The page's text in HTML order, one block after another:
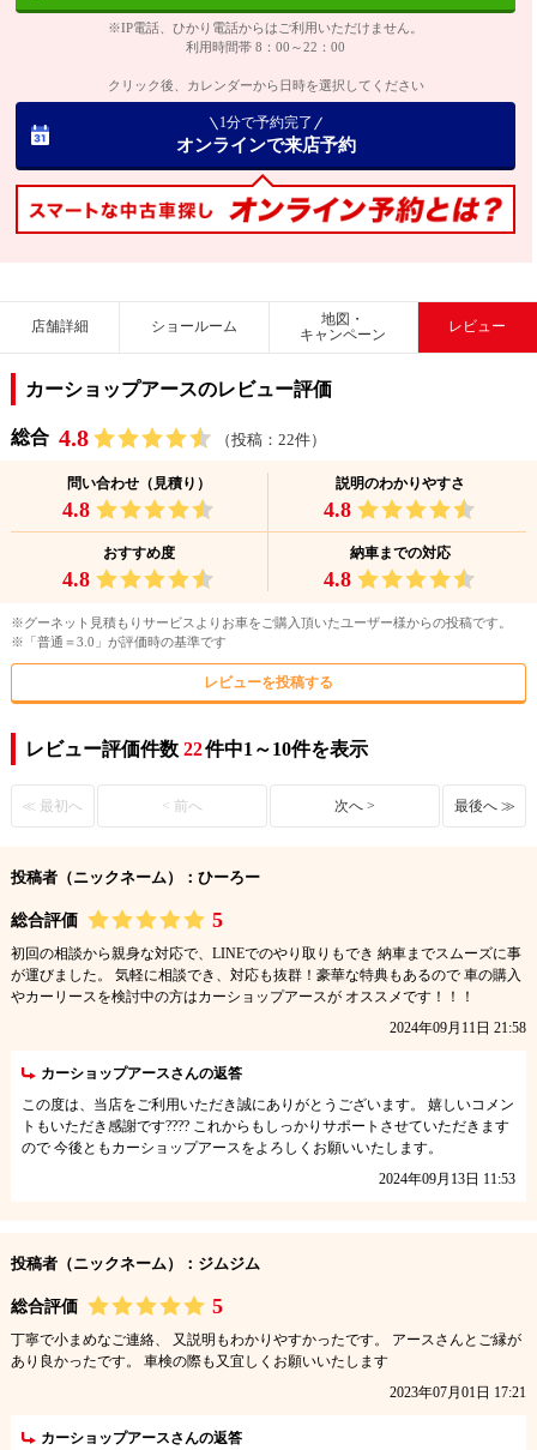
※IP電話、ひかり電話からはご利用いただけません。
利用時間帯 8：00～22：00
クリック後、カレンダーから日時を選択してください
1分で予約完了
オンラインで来店予約
店舗詳細 ショールーム
地図・
キャンペーン
レビュー
カーショップアースのレビュー評価
総合 4.8 （投稿：22件）
問い合わせ（見積り）
4.8
説明のわかりやすさ
4.8
おすすめ度
4.8
納車までの対応
4.8
※グーネット見積もりサービスよりお車をご購入頂いたユーザー様からの投稿です。
※「普通＝3.0」が評価時の基準です
レビューを投稿する
レビュー評価件数 22件中1～10件を表示
≪ 最初へ < 前へ 次へ > 最後へ ≫
投稿者（ニックネーム）：ひーろー
総合評価 5
初回の相談から親身な対応で、LINEでのやり取りもでき 納車までスムーズに事
が運びました。 気軽に相談でき、対応も抜群！豪華な特典もあるので 車の購入
やカーリースを検討中の方はカーショップアースが オススメです！！！
2024年09月11日 21:58
カーショップアースさんの返答
この度は、当店をご利用いただき誠にありがとうございます。 嬉しいコメン
トもいただき感謝です???? これからもしっかりサポートさせていただきます
ので 今後ともカーショップアースをよろしくお願いいたします。
2024年09月13日 11:53
投稿者（ニックネーム）：ジムジム
総合評価 5
丁寧で小まめなご連絡、 又説明もわかりやすかったです。 アースさんとご縁が
あり良かったです。 車検の際も又宜しくお願いいたします
2023年07月01日 17:21
カーショップアースさんの返答